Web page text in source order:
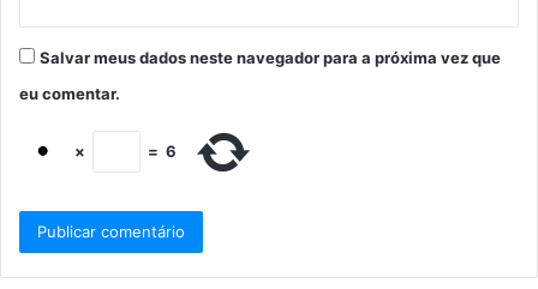
Salvar meus dados neste navegador para a próxima vez que
eu comentar.
× = 6